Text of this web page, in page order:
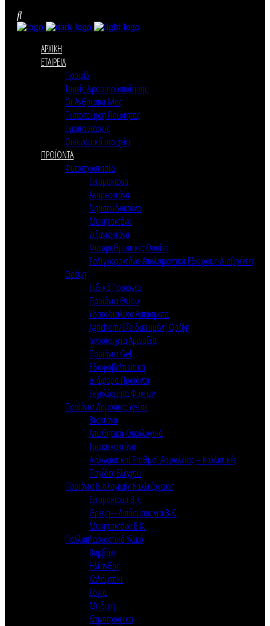
ΑΡΧΙΚΗ
ΕΤΑΙΡΕΙΑ
Προφίλ
Τομείς Δραστηριοποίησης
Οι Άνθρωποι Μας
Πιστοποίηση Ποιότητας
Εγκαταστάσεις
Οικονομικά στοιχεία
ΠΡΟΪΟΝΤΑ
Φυτοπροστασία
Εντομοκτόνα
Ακαρεοκτόνα
Νηματωδοκτόνα
Μυκητοκτόνα
Ζιζανιοκτόνα
Φυτορυθμιστικές Ουσίες
Σαλιγκαροκτόνα-Απολυμαντικά Εδάφους-Διαβρέκτες
Θρέψη
Ειδικά Προϊόντα
Προϊόντα Θείου
Υδατοδιαλυτά Λιπάσματα
Agrichem/Εξειδικευμένη Θρέψη
Ιχνοστοιχεία Αμινοξέα
Προϊόντα Gel
Εδαφοβελτιωτικά
Διάφορα Προϊόντα
Εκχυλίσματα Φυκιών
Προϊόντα Δημόσιας Υγείας
Βιοκτόνα
Απωθητικά-Οικολογικά
Τρωκτικοκτόνα
Δολωματικοί Σταθμοί Ασφαλείας – Κολλητικές
Παγίδες Ελέγχου
Προϊόντα Βιολογικής Καλλιέργειας
Εντομοκτόνα Β.Κ.
Θρέψη – Λιπάσματα για Β.Κ.
Μυκητοκτόνα Β.Κ.
Πολλαπλασιαστικό Υλικό
Βαμβάκι
Ηλίανθος
Καλαμπόκι
Σόγια
Μηδική
Κτηνοτροφικά